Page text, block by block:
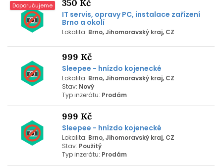
Doporučujeme 350 Kč
IT servis, opravy PC, instalace zařízení
Brno a okolí
Lokalita: Brno, Jihomoravský kraj, CZ
999 Kč
Sleepee - hnízdo kojenecké
Lokalita: Brno, Jihomoravský kraj, CZ
Stav: Nový
Typ inzerátu: Prodám
999 Kč
Sleepee - hnízdo kojenecké
Lokalita: Brno, Jihomoravský kraj, CZ
Stav: Použitý
Typ inzerátu: Prodám